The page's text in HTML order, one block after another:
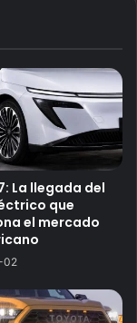
La llegada del
que
el mercado
02